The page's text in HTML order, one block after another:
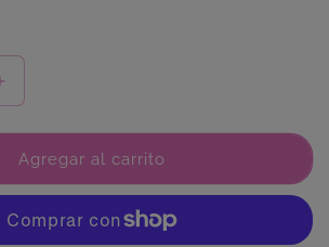
Aumentar
Plato
Agregar al carrito